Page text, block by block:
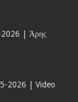
2026 | Άρης
2026 | Video